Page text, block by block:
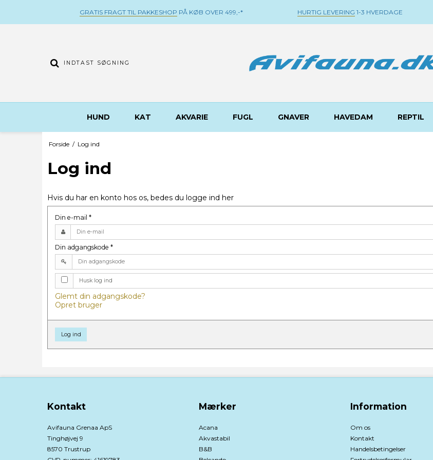
GRATIS FRAGT TIL PAKKESHOP PÅ KØB OVER 499,-* HURTIG LEVERING 1-3 HVERDAGE
HUND KAT AKVARIE FUGL GNAVER HAVEDAM REPTIL
Forside / Log ind
Log ind
Hvis du har en konto hos os, bedes du logge ind her
Din e-mail *
Din adgangskode *
Husk log ind
Glemt din adgangskode?
Opret bruger
Log ind
Kontakt
Avifauna Grenaa ApS
Tinghøjvej 9
8570 Trustrup
Mærker
Acana
Akvastabil
B&B
Information
Om os
Kontakt
Handelsbetingelser